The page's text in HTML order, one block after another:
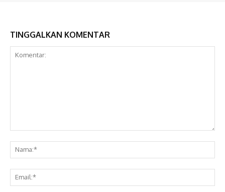
TINGGALKAN KOMENTAR